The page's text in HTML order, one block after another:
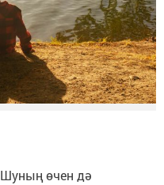
Шуның өчен дә